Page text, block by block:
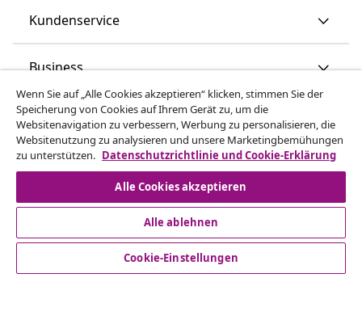
Kundenservice
Business
vidaXL
Mehr entdecken
Wenn Sie auf „Alle Cookies akzeptieren“ klicken, stimmen Sie der
Speicherung von Cookies auf Ihrem Gerät zu, um die
Websitenavigation zu verbessern, Werbung zu personalisieren, die
Websitenutzung zu analysieren und unsere Marketingbemühungen
zu unterstützen. Datenschutzrichtlinie und Cookie-Erklärung
Alle Cookies akzeptieren
Alle ablehnen
Cookie-Einstellungen